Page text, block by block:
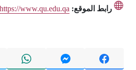
رابط الموقع: https://www.qu.edu.qa